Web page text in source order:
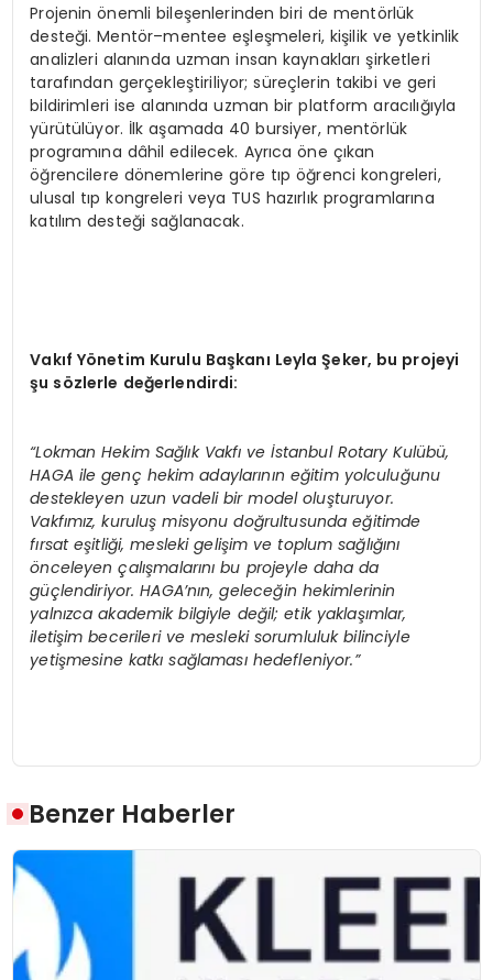
Projenin önemli bileşenlerinden biri de mentörlük
desteği. Mentör–mentee eşleşmeleri, kişilik ve yetkinlik
analizleri alanında uzman insan kaynakları şirketleri
tarafından gerçekleştiriliyor; süreçlerin takibi ve geri
bildirimleri ise alanında uzman bir platform aracılığıyla
yürütülüyor. İlk aşamada 40 bursiyer, mentörlük
programına dâhil edilecek. Ayrıca öne çıkan
öğrencilere dönemlerine göre tıp öğrenci kongreleri,
ulusal tıp kongreleri veya TUS hazırlık programlarına
katılım desteği sağlanacak.
Vakıf Yönetim Kurulu Başkanı Leyla Şeker, bu projeyi
şu sözlerle değerlendirdi:
“Lokman Hekim Sağlık Vakfı ve İstanbul Rotary Kulübü,
HAGA ile genç hekim adaylarının eğitim yolculuğunu
destekleyen uzun vadeli bir model oluşturuyor.
Vakfımız, kuruluş misyonu doğrultusunda eğitimde
fırsat eşitliği, mesleki gelişim ve toplum sağlığını
önceleyen çalışmalarını bu projeyle daha da
güçlendiriyor. HAGA’nın, geleceğin hekimlerinin
yalnızca akademik bilgiyle değil; etik yaklaşımlar,
iletişim becerileri ve mesleki sorumluluk bilinciyle
yetişmesine katkı sağlaması hedefleniyor.”
Benzer Haberler